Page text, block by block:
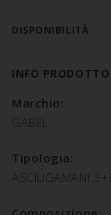
DISPONIBILITÀ
INFO PRODOTTO
Marchio:
GABEL
Tipologia:
ASCIUGAMANI